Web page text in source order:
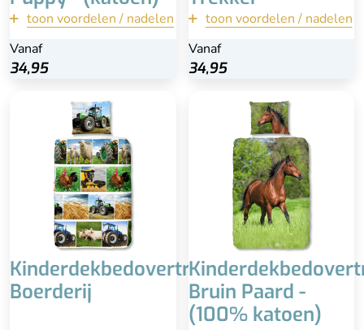
toon voordelen / nadelen
Vanaf
34,95
Bekijk
toon voordelen / nadelen
Vanaf
34,95
Bekijk
Kinderdekbedovertrek
Boerderij
Dubbelzijdig
dekbedovertrek
100% katoen
Wasbaar op 60 °C
Bijpassende kussensloop
60x70 cm
Bruin Paard -
(100% katoen)
Prachtige fotoprint
Bijpassende kussensloop
60x70 cm
100% katoen
Wasbaar op 60 °C